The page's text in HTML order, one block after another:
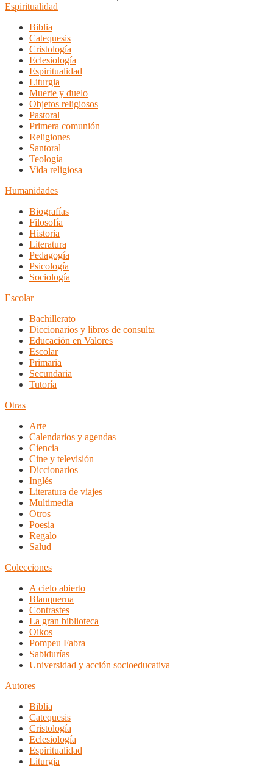
Espiritualidad
Biblia
Catequesis
Cristología
Eclesiología
Espiritualidad
Liturgia
Muerte y duelo
Objetos religiosos
Pastoral
Primera comunión
Religiones
Santoral
Teología
Vida religiosa
Humanidades
Biografías
Filosofía
Historia
Literatura
Pedagogía
Psicología
Sociología
Escolar
Bachillerato
Diccionarios y libros de consulta
Educación en Valores
Escolar
Primaria
Secundaria
Tutoría
Otras
Arte
Calendarios y agendas
Ciencia
Cine y televisión
Diccionarios
Inglés
Literatura de viajes
Multimedia
Otros
Poesia
Regalo
Salud
Colecciones
A cielo abierto
Blanquerna
Contrastes
La gran biblioteca
Oikos
Pompeu Fabra
Sabidurías
Universidad y acción socioeducativa
Autores
Biblia
Catequesis
Cristología
Eclesiología
Espiritualidad
Liturgia